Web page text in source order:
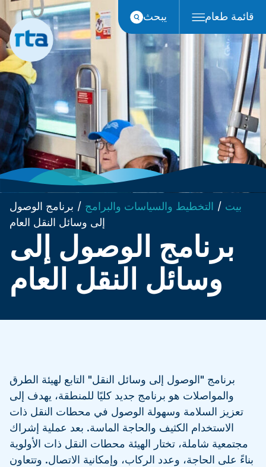
انتقل
إلى
المحتوى
يبحث قائمة طعام
بيت / التخطيط والسياسات والبرامج / برنامج الوصول
إلى وسائل النقل العام
برنامج الوصول إلى
وسائل النقل العام
برنامج "الوصول إلى وسائل النقل" التابع لهيئة الطرق
والمواصلات هو برنامج جديد كليًا للمنطقة، يهدف إلى
تعزيز السلامة وسهولة الوصول في محطات النقل ذات
الاستخدام الكثيف والحاجة الماسة. بعد عملية إشراك
مجتمعية شاملة، تختار الهيئة محطات النقل ذات الأولوية
بناءً على الحاجة، وعدد الركاب، وإمكانية الاتصال. وتتعاون